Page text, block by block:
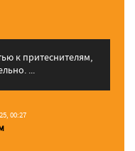
к притеснителям,
...
00:27